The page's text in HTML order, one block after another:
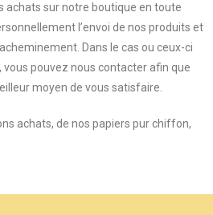
achats sur notre boutique en toute
l’envoi de nos produits et
Dans le cas ou ceux-ci
pouvez nous contacter afin que
moyen de vous satisfaire.
achats, de nos papiers pur chiffon,